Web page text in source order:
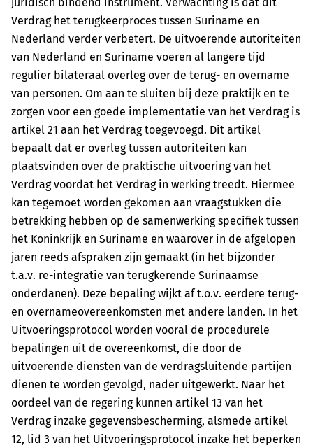
Verdrag het terugkeerproces tussen Suriname en
Nederland verder verbetert. De uitvoerende autoriteiten
van Nederland en Suriname voeren al langere tijd
regulier bilateraal overleg over de terug- en overname
van personen. Om aan te sluiten bij deze praktijk en te
zorgen voor een goede implementatie van het Verdrag is
artikel 21 aan het Verdrag toegevoegd. Dit artikel
bepaalt dat er overleg tussen autoriteiten kan
plaatsvinden over de praktische uitvoering van het
Verdrag voordat het Verdrag in werking treedt. Hiermee
kan tegemoet worden gekomen aan vraagstukken die
betrekking hebben op de samenwerking specifiek tussen
het Koninkrijk en Suriname en waarover in de afgelopen
jaren reeds afspraken zijn gemaakt (in het bijzonder
t.a.v. re-integratie van terugkerende Surinaamse
onderdanen). Deze bepaling wijkt af t.o.v. eerdere terug-
en overnameovereenkomsten met andere landen. In het
Uitvoeringsprotocol worden vooral de procedurele
bepalingen uit de overeenkomst, die door de
uitvoerende diensten van de verdragsluitende partijen
dienen te worden gevolgd, nader uitgewerkt. Naar het
oordeel van de regering kunnen artikel 13 van het
Verdrag inzake gegevensbescherming, alsmede artikel
12, lid 3 van het Uitvoeringsprotocol inzake het beperken